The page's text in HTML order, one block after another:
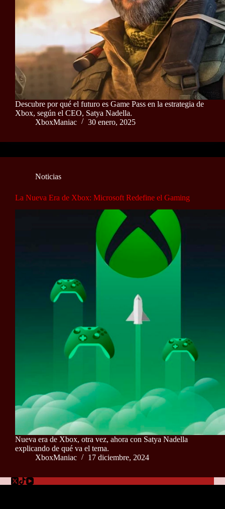
Descubre por qué el futuro es Game Pass en la estrategia de
Xbox, según el CEO, Satya Nadella.
XboxManiac
30 enero, 2025
Noticias
La Nueva Era de Xbox: Microsoft Redefine el Gaming
Nueva era de Xbox, otra vez, ahora con Satya Nadella
explicando de qué va el tema.
XboxManiac
17 diciembre, 2024